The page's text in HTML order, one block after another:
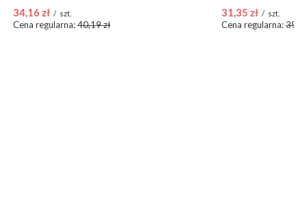
34,16 zł / szt.
Cena regularna:40,19 zł
31,35 zł / szt.
Cena regularna: